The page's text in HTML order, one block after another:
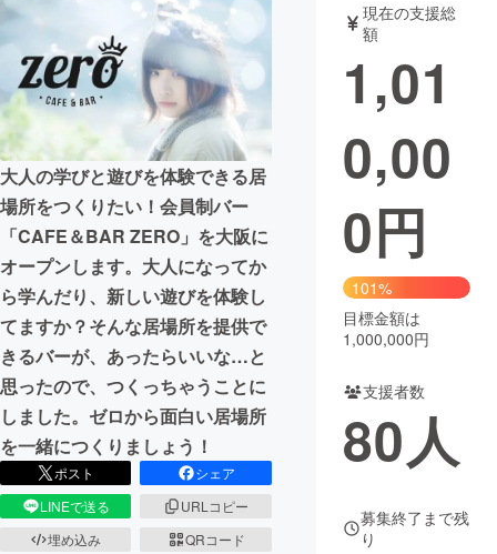
テクノロジー・ガジェット
映像・映画 書籍・雑誌
ビジネス・起業 チャレンジ
まちづくり・地域活性化
CAMPFIRE for Social Good
CAMPFIRE Creation
CAMPFIREふるさと納税 machi-ya コミュニティ
大人の学びと遊びを体験できる居
場所をつくりたい！会員制バー
「CAFE＆BAR ZERO」を大阪に
オープンします。大人になってか
ら学んだり、新しい遊びを体験し
てますか？そんな居場所を提供で
きるバーが、あったらいいな…と
思ったので、つくっちゃうことに
しました。ゼロから面白い居場所
を一緒につくりましょう！
ポスト
シェア
LINEで送る
URLコピー
埋め込み
QRコード
現在の支援総
額
1,01
0,00
0円
101%
目標金額は
1,000,000円
支援者数
80人
募集終了まで残
り